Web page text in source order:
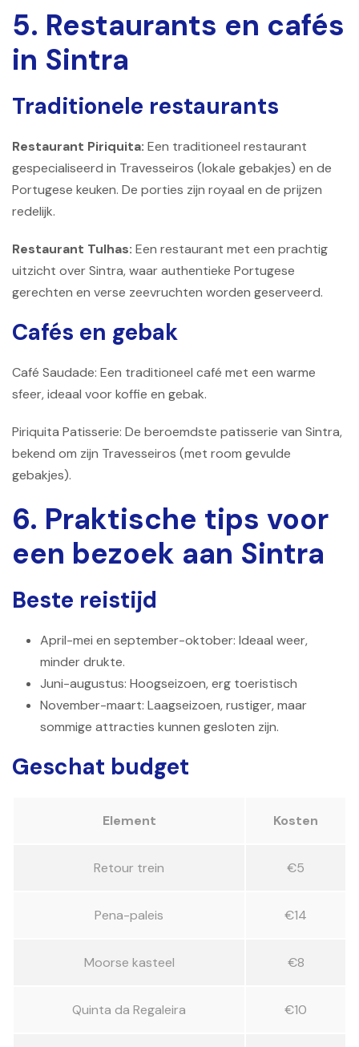
5. Restaurants en cafés
in Sintra
Traditionele restaurants
Restaurant Piriquita: Een traditioneel restaurant
gespecialiseerd in Travesseiros (lokale gebakjes) en de
Portugese keuken. De porties zijn royaal en de prijzen
redelijk.
Restaurant Tulhas: Een restaurant met een prachtig
uitzicht over Sintra, waar authentieke Portugese
gerechten en verse zeevruchten worden geserveerd.
Cafés en gebak
Café Saudade: Een traditioneel café met een warme
sfeer, ideaal voor koffie en gebak.
Piriquita Patisserie: De beroemdste patisserie van Sintra,
bekend om zijn Travesseiros (met room gevulde
gebakjes).
6. Praktische tips voor
een bezoek aan Sintra
Beste reistijd
April-mei en september-oktober: Ideaal weer,
minder drukte.
Juni-augustus: Hoogseizoen, erg toeristisch
November-maart: Laagseizoen, rustiger, maar
sommige attracties kunnen gesloten zijn.
Geschat budget
Element Kosten
Retour trein €5
Pena-paleis €14
Moorse kasteel €8
Quinta da Regaleira €10